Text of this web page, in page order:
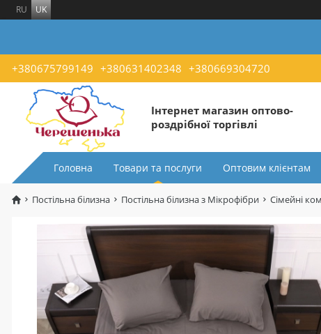
RU UK
+380675799149 +380631402348 +380669304720
Інтернет магазин оптово-
роздрібної торгівлі
Головна Товари та послуги Оптовим клієнтам
Постільна білизна Постільна білизна з Мікрофібри Сімейні